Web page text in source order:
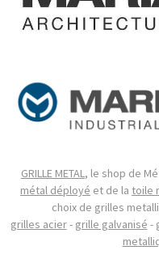
GRILLE METAL, le shop de
métal déployé et de la toile
choix de grilles
grilles acier- grille galvanisé -